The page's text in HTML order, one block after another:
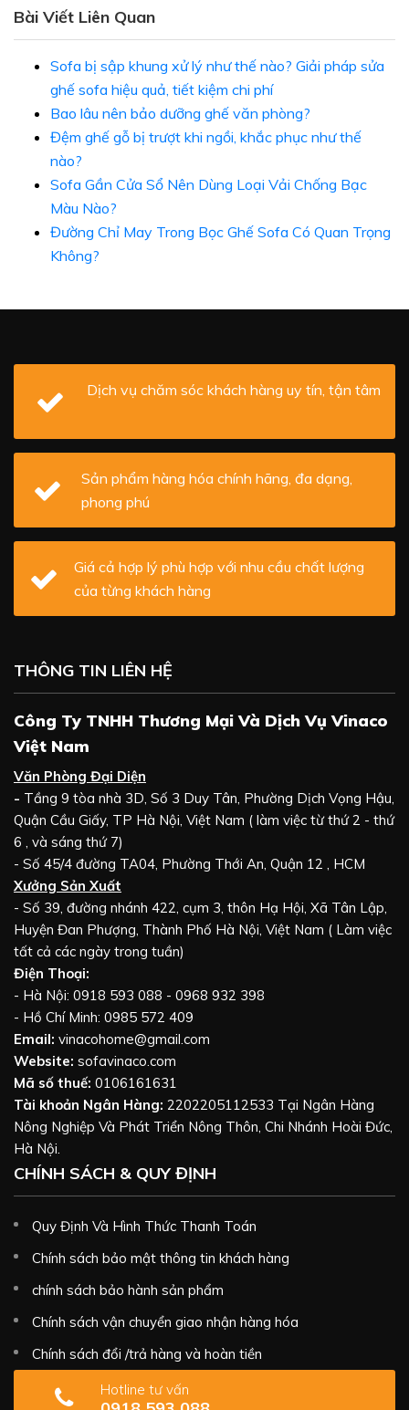
Bài Viết Liên Quan
Sofa bị sập khung xử lý như thế nào? Giải pháp sửa
ghế sofa hiệu quả, tiết kiệm chi phí
Bao lâu nên bảo dưỡng ghế văn phòng?
Đệm ghế gỗ bị trượt khi ngồi, khắc phục như thế
nào?
Sofa Gần Cửa Sổ Nên Dùng Loại Vải Chống Bạc
Màu Nào?
Đường Chỉ May Trong Bọc Ghế Sofa Có Quan Trọng
Không?
Dịch vụ chăm sóc khách hàng uy tín, tận tâm
Sản phẩm hàng hóa chính hãng, đa dạng,
phong phú
Giá cả hợp lý phù hợp với nhu cầu chất lượng
của từng khách hàng
THÔNG TIN LIÊN HỆ
Công Ty TNHH Thương Mại Và Dịch Vụ Vinaco
Việt Nam
Văn Phòng Đại Diện
- Tầng 9 tòa nhà 3D, Số 3 Duy Tân, Phường Dịch Vọng Hậu,
Quận Cầu Giấy, TP Hà Nội, Việt Nam ( làm việc từ thứ 2 - thứ
6 , và sáng thứ 7)
- Số 45/4 đường TA04, Phường Thới An, Quận 12 , HCM
Xưởng Sản Xuất
- Số 39, đường nhánh 422, cụm 3, thôn Hạ Hội, Xã Tân Lập,
Huyện Đan Phượng, Thành Phố Hà Nội, Việt Nam ( Làm việc
tất cả các ngày trong tuần)
Điện Thoại:
- Hà Nội: 0918 593 088 - 0968 932 398
- Hồ Chí Minh: 0985 572 409
Email: vinacohome@gmail.com
Website: sofavinaco.com
Mã số thuế: 0106161631
Tài khoản Ngân Hàng: 2202205112533 Tại Ngân Hàng
Nông Nghiệp Và Phát Triển Nông Thôn, Chi Nhánh Hoài Đức,
Hà Nội.
CHÍNH SÁCH & QUY ĐỊNH
Quy Định Và Hình Thức Thanh Toán
Chính sách bảo mật thông tin khách hàng
chính sách bảo hành sản phẩm
Chính sách vận chuyển giao nhận hàng hóa
Chính sách đổi /trả hàng và hoàn tiền
Hotline tư vấn